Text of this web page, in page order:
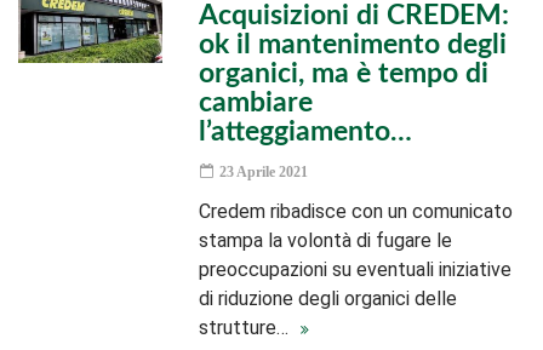
Acquisizioni di CREDEM:
ok il mantenimento degli
organici, ma è tempo di
cambiare
l’atteggiamento…
23 Aprile 2021
Credem ribadisce con un comunicato
stampa la volontà di fugare le
preoccupazioni su eventuali iniziative
di riduzione degli organici delle
strutture…